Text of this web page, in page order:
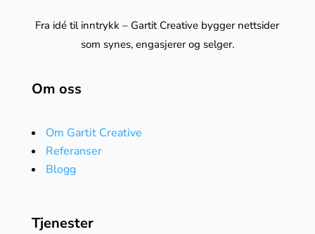
Fra idé til inntrykk – Gartit Creative bygger nettsider
som synes, engasjerer og selger.
Om oss
Om Gartit Creative
Referanser
Blogg
Tjenester